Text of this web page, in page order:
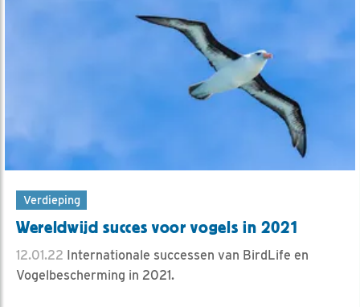
Verdieping
Wereldwijd succes voor vogels in 2021
12.01.22 Internationale successen van BirdLife en
Vogelbescherming in 2021.